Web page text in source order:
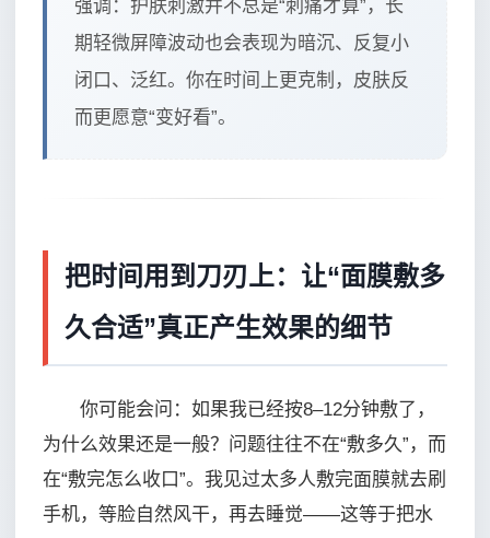
强调：护肤刺激并不总是“刺痛才算”，长
期轻微屏障波动也会表现为暗沉、反复小
闭口、泛红。你在时间上更克制，皮肤反
而更愿意“变好看”。
把时间用到刀刃上：让“面膜敷多
久合适”真正产生效果的细节
你可能会问：如果我已经按8–12分钟敷了，
为什么效果还是一般？问题往往不在“敷多久”，而
在“敷完怎么收口”。我见过太多人敷完面膜就去刷
手机，等脸自然风干，再去睡觉——这等于把水